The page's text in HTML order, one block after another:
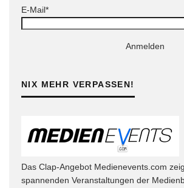
E-Mail*
Anmelden
NIX MEHR VERPASSEN!
Das Clap-Angebot Medienevents.com
spannenden Veranstaltungen der